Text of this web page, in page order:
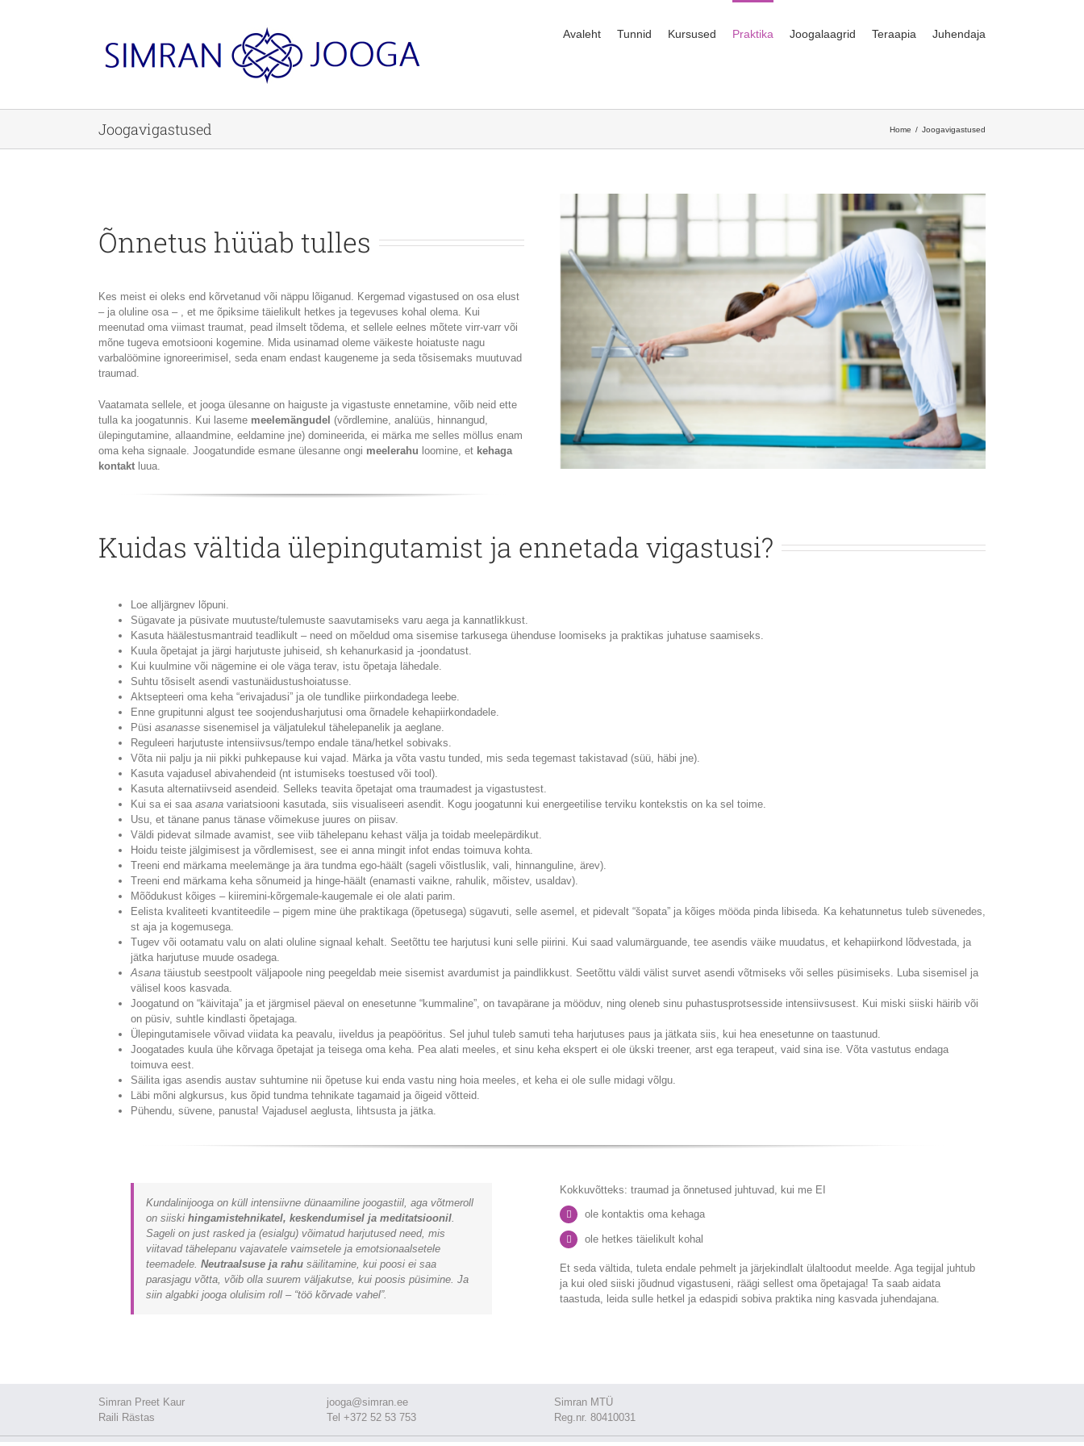
Avaleht Tunnid Kursused Praktika Joogalaagrid Teraapia Juhendaja
Joogavigastused Home Joogavigastused
Õnnetus hüüab tulles
Kes meist ei oleks end kõrvetanud või näppu lõiganud. Kergemad vigastused on osa elust
– ja oluline osa – , et me õpiksime täielikult hetkes ja tegevuses kohal olema. Kui
meenutad oma viimast traumat, pead ilmselt tõdema, et sellele eelnes mõtete virr-varr või
mõne tugeva emotsiooni kogemine. Mida usinamad oleme väikeste hoiatuste nagu
varbalöömine ignoreerimisel, seda enam endast kaugeneme ja seda tõsisemaks muutuvad
traumad.
Vaatamata sellele, et jooga ülesanne on haiguste ja vigastuste ennetamine, võib neid ette
tulla ka joogatunnis. Kui laseme meelemängudel (võrdlemine, analüüs, hinnangud,
ülepingutamine, allaandmine, eeldamine jne) domineerida, ei märka me selles möllus enam
oma keha signaale. Joogatundide esmane ülesanne ongi meelerahu loomine, et kehaga
kontaktluua.
Kuidas vältida ülepingutamist ja ennetada vigastusi?
Loe alljärgnev lõpuni.
Sügavate ja püsivate muutuste/tulemuste saavutamiseks varu aega ja kannatlikkust.
Kasuta häälestusmantraid teadlikult – need on mõeldud oma sisemise tarkusega ühenduse loomiseks ja praktikas juhatuse saamiseks.
Kuula õpetajat ja järgi harjutuste juhiseid, sh kehanurkasid ja -joondatust.
Kui kuulmine või nägemine ei ole väga terav, istu õpetaja lähedale.
Suhtu tõsiselt asendi vastunäidustushoiatusse.
Aktsepteeri oma keha “erivajadusi” ja ole tundlike piirkondadega leebe.
Enne grupitunni algust tee soojendusharjutusi oma õrnadele kehapiirkondadele.
Püsi asanassesisenemisel ja väljatulekul tähelepanelik ja aeglane.
Reguleeri harjutuste intensiivsus/tempo endale täna/hetkel sobivaks.
Võta nii palju ja nii pikki puhkepause kui vajad. Märka ja võta vastu tunded, mis seda tegemast takistavad (süü, häbi jne).
Kasuta vajadusel abivahendeid (nt istumiseks toestused või tool).
Kasuta alternatiivseid asendeid. Selleks teavita õpetajat oma traumadest ja vigastustest.
Kui sa ei saa asanavariatsiooni kasutada, siis visualiseeri asendit. Kogu joogatunni kui energeetilise terviku kontekstis on ka sel toime.
Usu, et tänane panus tänase võimekuse juures on piisav.
Väldi pidevat silmade avamist, see viib tähelepanu kehast välja ja toidab meelepärdikut.
Hoidu teiste jälgimisest ja võrdlemisest, see ei anna mingit infot endas toimuva kohta.
Treeni end märkama meelemänge ja ära tundma ego-häält (sageli võistluslik, vali, hinnanguline, ärev).
Treeni end märkama keha sõnumeid ja hinge-häält (enamasti vaikne, rahulik, mõistev, usaldav).
Mõõdukust kõiges – kiiremini-kõrgemale-kaugemale ei ole alati parim.
Eelista kvaliteeti kvantiteedile – pigem mine ühe praktikaga (õpetusega) sügavuti, selle asemel, et pidevalt “šopata” ja kõiges mööda pinda libiseda. Ka kehatunnetus tuleb süvenedes,
st aja ja kogemusega.
Tugev või ootamatu valu on alati oluline signaal kehalt. Seetõttu tee harjutusi kuni selle piirini. Kui saad valumärguande, tee asendis väike muudatus, et kehapiirkond lõdvestada, ja
jätka harjutuse muude osadega.
Asanatäiustub seestpoolt väljapoole ning peegeldab meie sisemist avardumist ja paindlikkust. Seetõttu väldi välist survet asendi võtmiseks või selles püsimiseks. Luba sisemisel ja
välisel koos kasvada.
Joogatund on “käivitaja” ja et järgmisel päeval on enesetunne “kummaline”, on tavapärane ja mööduv, ning oleneb sinu puhastusprotsesside intensiivsusest. Kui miski siiski häirib või
on püsiv, suhtle kindlasti õpetajaga.
Ülepingutamisele võivad viidata ka peavalu, iiveldus ja peapööritus. Sel juhul tuleb samuti teha harjutuses paus ja jätkata siis, kui hea enesetunne on taastunud.
Joogatades kuula ühe kõrvaga õpetajat ja teisega oma keha. Pea alati meeles, et sinu keha ekspert ei ole ükski treener, arst ega terapeut, vaid sina ise. Võta vastutus endaga
toimuva eest.
Säilita igas asendis austav suhtumine nii õpetuse kui enda vastu ning hoia meeles, et keha ei ole sulle midagi võlgu.
Läbi mõni algkursus, kus õpid tundma tehnikate tagamaid ja õigeid võtteid.
Pühendu, süvene, panusta! Vajadusel aeglusta, lihtsusta ja jätka.
Kundalinijooga on küll intensiivne dünaamiline joogastiil, aga võtmeroll
on siiski hingamistehnikatel, keskendumisel ja meditatsioonil.
Sageli on just rasked ja (esialgu) võimatud harjutused need, mis
viitavad tähelepanu vajavatele vaimsetele ja emotsionaalsetele
teemadele. Neutraalsuse ja rahusäilitamine, kui poosi ei saa
parasjagu võtta, võib olla suurem väljakutse, kui poosis püsimine. Ja
siin algabki jooga olulisim roll – “töö kõrvade vahel”.
Kokkuvõtteks: traumad ja õnnetused juhtuvad, kui me EI
ole kontaktis oma kehaga
ole hetkes täielikult kohal
Et seda vältida, tuleta endale pehmelt ja järjekindlalt ülaltoodut meelde. Aga tegijal juhtub
ja kui oled siiski jõudnud vigastuseni, räägi sellest oma õpetajaga! Ta saab aidata
taastuda, leida sulle hetkel ja edaspidi sobiva praktika ning kasvada juhendajana.
Simran Preet Kaur
Raili Rästas
jooga@simran.ee
Tel +372 52 53 753
Simran MTÜ
Reg.nr. 80410031